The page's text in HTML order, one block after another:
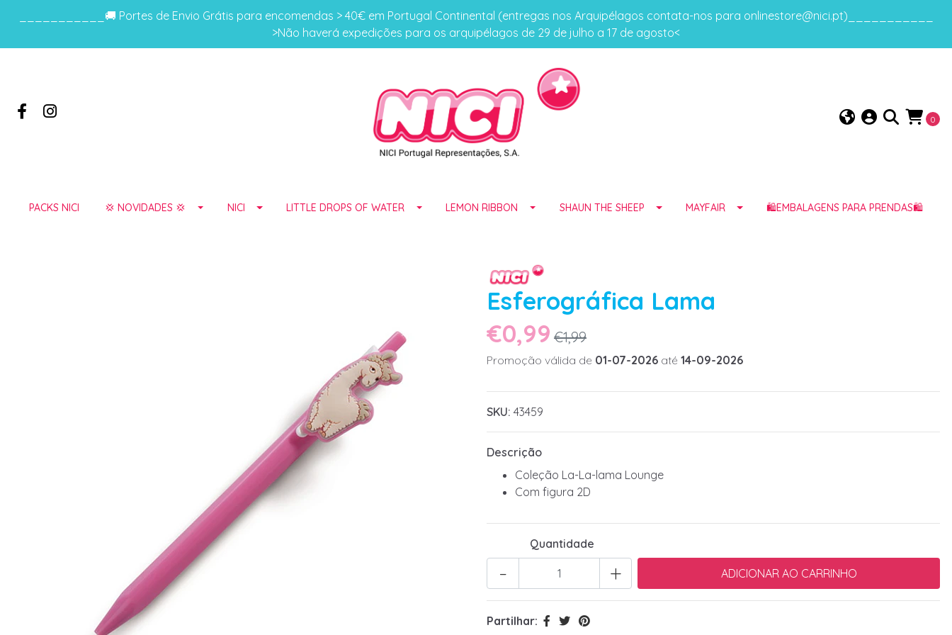
___________🚚 Portes de Envio Grátis para encomendas > 40€ em Portugal Continental (entregas nos Arquipélagos contata-nos para onlinestore@nici.pt)___________
>Não haverá expedições para os arquipélagos de 29 de julho a 17 de agosto<
0
PACKS NICI 💢 NOVIDADES 💢 NICI LITTLE DROPS OF WATER LEMON RIBBON SHAUN THE SHEEP MAYFAIR 🛍️EMBALAGENS PARA PRENDAS🛍️
Esferográfica Lama
€0,99 €1,99
Promoção válida de 01-07-2026 até 14-09-2026
SKU: 43459
Descrição
Coleção La-La-lama Lounge
Com figura 2D
Quantidade
+
-
Partilhar: